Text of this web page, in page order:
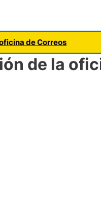
de Correos
de la